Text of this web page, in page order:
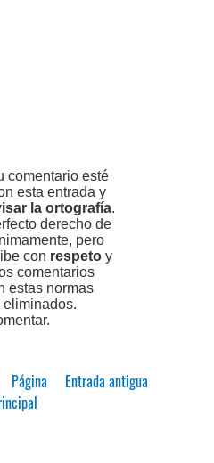
comentario esté
esta entrada y
la ortografía.
derecho de
pero
con respeto y
comentarios
estas normas
eliminados.
Entrada antigua
Página